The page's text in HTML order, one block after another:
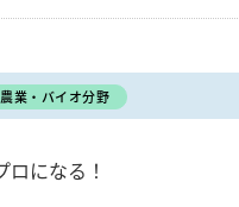
業・バイオ分野
になる！